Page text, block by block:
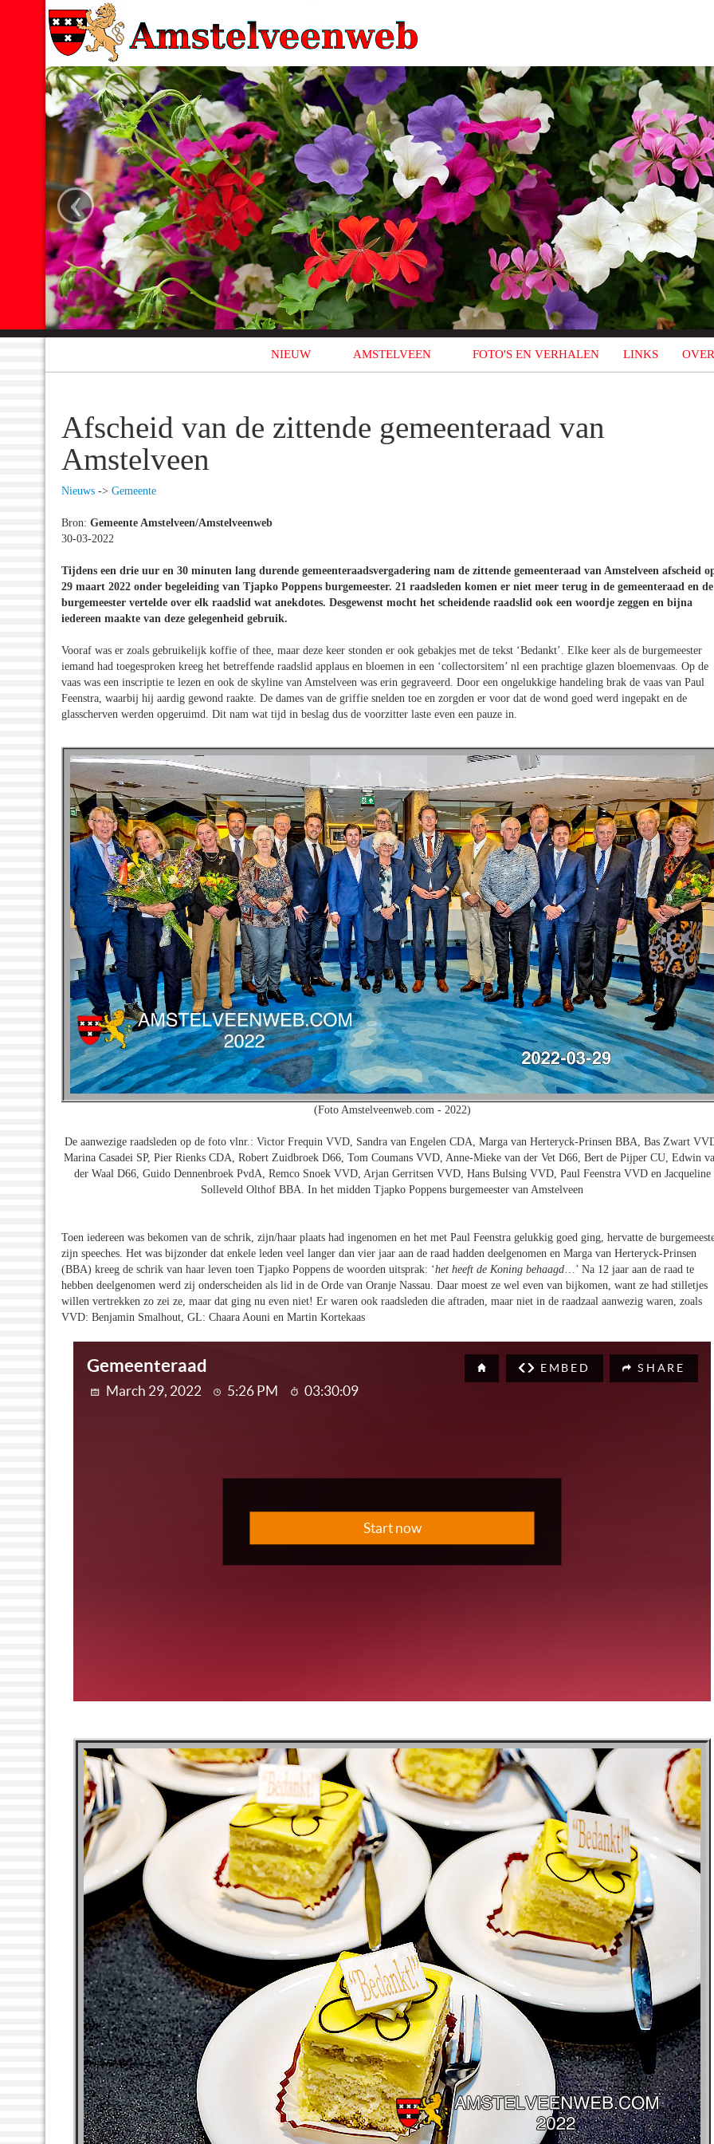
‹
NIEUW AMSTELVEEN FOTO'S EN VERHALEN LINKS
Afscheid van de zittende gemeenteraad van
Amstelveen
Nieuws -> Gemeente
Bron: Gemeente Amstelveen/Amstelveenweb
30-03-2022
Tijdens een drie uur en 30 minuten lang durende gemeenteraadsvergadering nam de zittende gemeenteraad van Amstelveen afscheid
29 maart 2022 onder begeleiding van Tjapko Poppens burgemeester. 21 raadsleden komen er niet meer terug in de gemeenteraad en de
burgemeester vertelde over elk raadslid wat anekdotes. Desgewenst mocht het scheidende raadslid ook een woordje zeggen en bijna
iedereen maakte van deze gelegenheid gebruik.
Vooraf was er zoals gebruikelijk koffie of thee, maar deze keer stonden er ook gebakjes met de tekst ‘Bedankt’. Elke keer als de burgemeester
iemand had toegesproken kreeg het betreffende raadslid applaus en bloemen in een ‘collectorsitem’ nl een prachtige glazen bloemenvaas. Op de
vaas was een inscriptie te lezen en ook de skyline van Amstelveen was erin gegraveerd. Door een ongelukkige handeling brak de vaas van Paul
Feenstra, waarbij hij aardig gewond raakte. De dames van de griffie snelden toe en zorgden er voor dat de wond goed werd ingepakt en de
glasscherven werden opgeruimd. Dit nam wat tijd in beslag dus de voorzitter laste even een pauze in.
(Foto Amstelveenweb.com - 2022)
De aanwezige raadsleden op de foto vlnr.: Victor Frequin VVD, Sandra van Engelen CDA, Marga van Herteryck-Prinsen BBA, Bas Zwart
Marina Casadei SP, Pier Rienks CDA, Robert Zuidbroek D66, Tom Coumans VVD, Anne-Mieke van der Vet D66, Bert de Pijper CU, Edwin
der Waal D66, Guido Dennenbroek PvdA, Remco Snoek VVD, Arjan Gerritsen VVD, Hans Bulsing VVD, Paul Feenstra VVD en Jacqueline
Solleveld Olthof BBA. In het midden Tjapko Poppens burgemeester van Amstelveen
Toen iedereen was bekomen van de schrik, zijn/haar plaats had ingenomen en het met Paul Feenstra gelukkig goed ging, hervatte de
zijn speeches. Het was bijzonder dat enkele leden veel langer dan vier jaar aan de raad hadden deelgenomen en Marga van Herteryck-Prinsen
(BBA) kreeg de schrik van haar leven toen Tjapko Poppens de woorden uitsprak: ‘het heeft de Koning behaagd…’ Na 12 jaar aan de raad te
hebben deelgenomen werd zij onderscheiden als lid in de Orde van Oranje Nassau. Daar moest ze wel even van bijkomen, want ze had stilletjes
willen vertrekken zo zei ze, maar dat ging nu even niet! Er waren ook raadsleden die aftraden, maar niet in de raadzaal aanwezig waren, zoals
VVD: Benjamin Smalhout, GL: Chaara Aouni en Martin Kortekaas